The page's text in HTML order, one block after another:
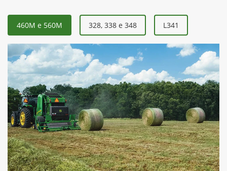
460M e 560M 328, 338 e 348 L341